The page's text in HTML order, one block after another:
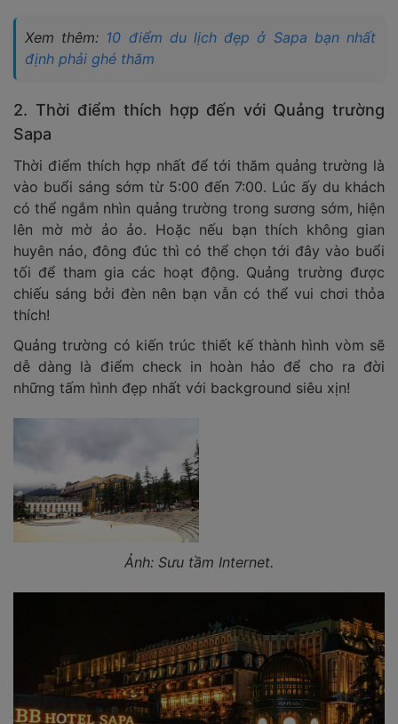
Xem thêm: 10 điểm du lịch đẹp ở Sapa bạn nhất
định phải ghé thăm
2. Thời điểm thích hợp đến với Quảng trường
Sapa
Thời điểm thích hợp nhất để tới thăm quảng trường là
vào buổi sáng sớm từ 5:00 đến 7:00. Lúc ấy du khách
có thể ngắm nhìn quảng trường trong sương sớm, hiện
lên mờ mờ ảo ảo. Hoặc nếu bạn thích không gian
huyên náo, đông đúc thì có thể chọn tới đây vào buổi
tối để tham gia các hoạt động. Quảng trường được
chiếu sáng bởi đèn nên bạn vẫn có thể vui chơi thỏa
thích!
Quảng trường có kiến trúc thiết kế thành hình vòm sẽ
dễ dàng là điểm check in hoàn hảo để cho ra đời
những tấm hình đẹp nhất với background siêu xịn!
Ảnh: Sưu tầm Internet.